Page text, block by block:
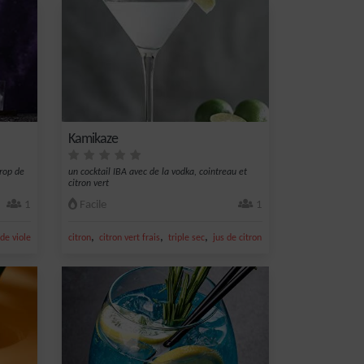
de
1
violette pomme
Kamikaze
un cocktail IBA avec de la vodka, cointreau et
citron vert
Facile 1
citron, citron vert frais, triple sec, jus de citron vert